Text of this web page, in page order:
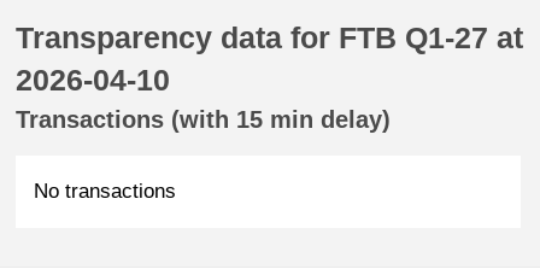
Transparency data for FTB Q1-27 at
2026-04-10
Transactions (with 15 min delay)
No transactions